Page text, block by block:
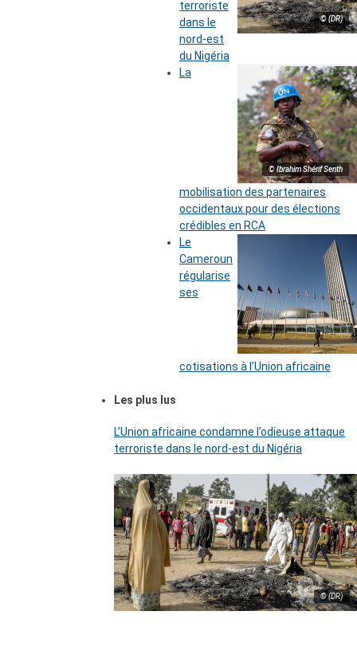
© (DR)
terroriste
dans le
nord-est
du Nigéria
© Ibrahim Shérif Senth
La
mobilisation des partenaires
occidentaux pour des élections
crédibles en RCA
Le
Cameroun
régularise
ses
cotisations à l’Union africaine
Les plus lus
L’Union africaine condamne l’odieuse attaque
terroriste dans le nord-est du Nigéria
© (DR)